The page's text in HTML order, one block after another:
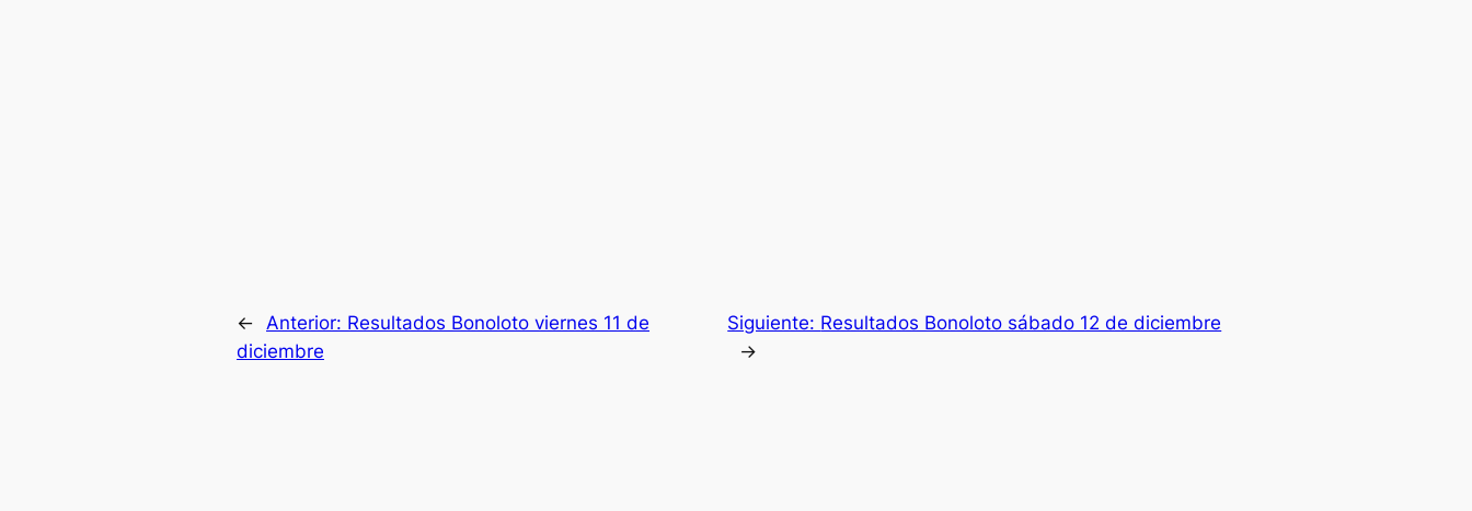
← Anterior: Resultados Bonoloto viernes 11 de
diciembre
Siguiente: Resultados Bonoloto sábado 12 de diciembre
→